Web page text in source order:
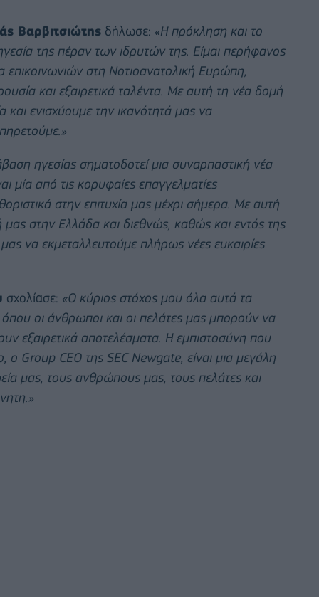
Βαρβιτσιώτης δήλωσε: «Η πρόκληση και το
της πέραν των ιδρυτών της. Είμαι περήφανος
στη Νοτιοανατολική Ευρώπη,
και εξαιρετικά ταλέντα. Με αυτή τη νέα δομή
και ενισχύουμε την ικανότητά μας να
ηγεσίας σηματοδοτεί μια συναρπαστική νέα
μία από τις κορυφαίες επαγγελματίες
στην επιτυχία μας μέχρι σήμερα. Με αυτή
στην Ελλάδα και διεθνώς, καθώς και εντός της
να εκμεταλλευτούμε πλήρως νέες ευκαιρίες
σχολίασε: «Ο κύριος στόχος μου όλα αυτά τα
οι άνθρωποι και οι πελάτες μας μπορούν να
εξαιρετικά αποτελέσματα. Η εμπιστοσύνη που
Group CEO της SEC Newgate, είναι μια μεγάλη
μας, τους ανθρώπους μας, τους πελάτες και